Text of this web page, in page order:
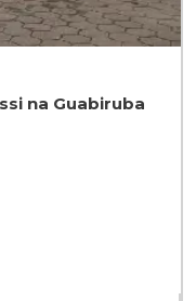
na Guabiruba